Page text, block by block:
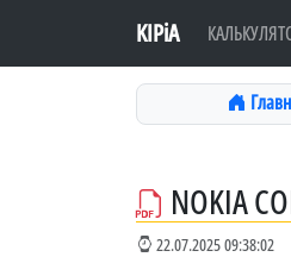
KIPiA
NOKIA
22.07.2025 09:38:02